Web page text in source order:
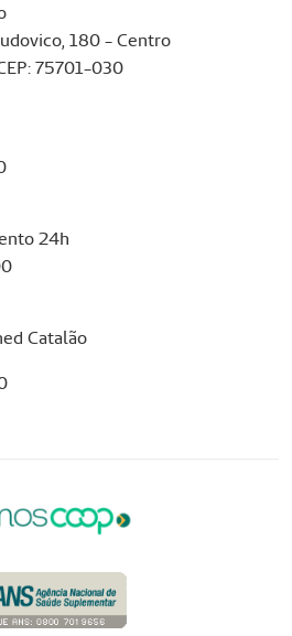
180 - Centro
75701-030
24h
Catalão